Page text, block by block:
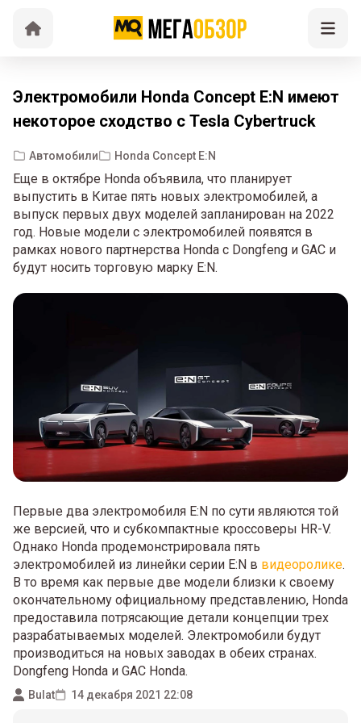
Электромобили Honda Concept E:N имеют
некоторое сходство с Tesla Cybertruck
Автомобили Honda Concept E:N
Еще в октябре Honda объявила, что планирует
выпустить в Китае пять новых электромобилей, а
выпуск первых двух моделей запланирован на 2022
год. Новые модели с электромобилей появятся в
рамках нового партнерства Honda с Dongfeng и GAC и
будут носить торговую марку E:N.
Первые два электромобиля E:N по сути являются той
же версией, что и субкомпактные кроссоверы HR-V.
Однако Honda продемонстрировала пять
электромобилей из линейки серии E:N в видеоролике.
В то время как первые две модели близки к своему
окончательному официальному представлению, Honda
предоставила потрясающие детали концепции трех
разрабатываемых моделей. Электромобили будут
производиться на новых заводах в обеих странах.
Dongfeng Honda и GAC Honda.
Bulat 14 декабря 2021 22:08